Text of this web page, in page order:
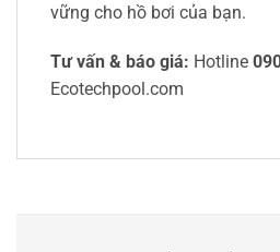
vững cho hồ bơi của bạn.
Tư vấn & báo giá: Hotline
Ecotechpool.com